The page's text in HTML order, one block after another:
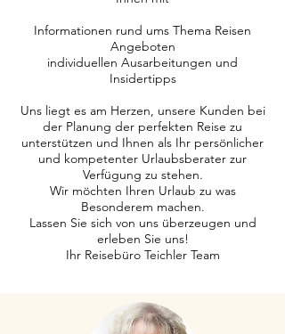
Informationen rund ums Thema Reisen
Angeboten
individuellen Ausarbeitungen und
Insidertipps
Uns liegt es am Herzen, unsere Kunden bei
der Planung der perfekten Reise zu
unterstützen und Ihnen als Ihr persönlicher
und kompetenter Urlaubsberater zur
Verfügung zu stehen.
Wir möchten Ihren Urlaub zu was
Besonderem machen.
Lassen Sie sich von uns überzeugen und
erleben Sie uns!
Ihr Reisebüro Teichler Team